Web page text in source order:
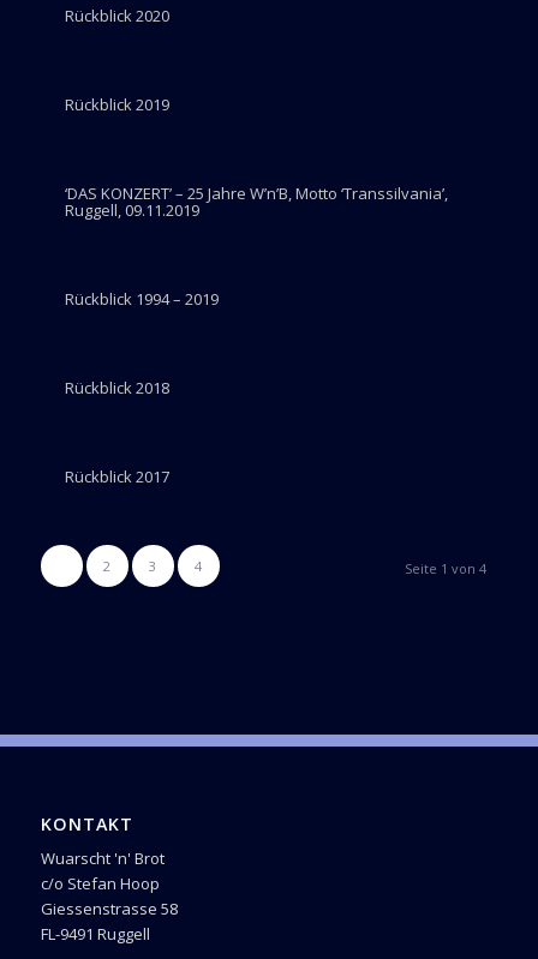
Rückblick 2020
Rückblick 2019
‘DAS KONZERT’ – 25 Jahre W’n’B, Motto ‘Transsilvania’,
Ruggell, 09.11.2019
Rückblick 1994 – 2019
Rückblick 2018
Rückblick 2017
Seite 1 von 4
2 3 4
KONTAKT
Wuarscht 'n' Brot
c/o Stefan Hoop
Giessenstrasse 58
FL-9491 Ruggell